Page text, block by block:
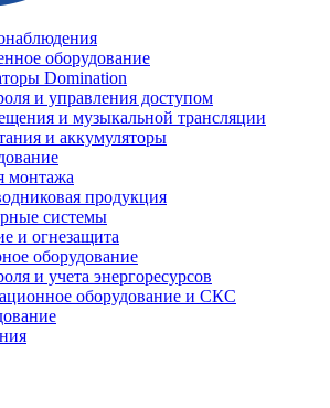
оборудование
Domination
и управления доступом
и музыкальной трансляции
и аккумуляторы
монтажа
продукция
системы
и огнезащита
оборудование
и учета энергоресурсов
оборудование и СКС